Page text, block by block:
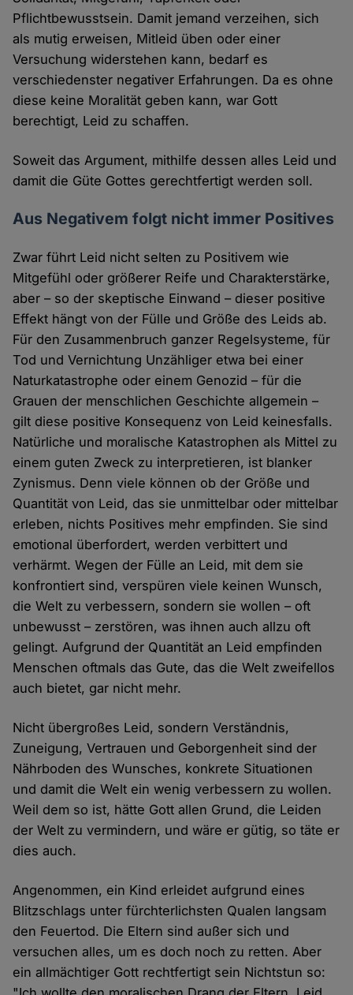
Pflichtbewusstsein. Damit jemand verzeihen, sich
als mutig erweisen, Mitleid üben oder einer
Versuchung widerstehen kann, bedarf es
verschiedenster negativer Erfahrungen. Da es ohne
diese keine Moralität geben kann, war Gott
berechtigt, Leid zu schaffen.
Soweit das Argument, mithilfe dessen alles Leid und
damit die Güte Gottes gerechtfertigt werden soll.
Aus Negativem folgt nicht immer Positives
Zwar führt Leid nicht selten zu Positivem wie
Mitgefühl oder größerer Reife und Charakterstärke,
aber – so der skeptische Einwand – dieser positive
Effekt hängt von der Fülle und Größe des Leids ab.
Für den Zusammenbruch ganzer Regelsysteme, für
Tod und Vernichtung Unzähliger etwa bei einer
Naturkatastrophe oder einem Genozid – für die
Grauen der menschlichen Geschichte allgemein –
gilt diese positive Konsequenz von Leid keinesfalls.
Natürliche und moralische Katastrophen als Mittel zu
einem guten Zweck zu interpretieren, ist blanker
Zynismus. Denn viele können ob der Größe und
Quantität von Leid, das sie unmittelbar oder mittelbar
erleben, nichts Positives mehr empfinden. Sie sind
emotional überfordert, werden verbittert und
verhärmt. Wegen der Fülle an Leid, mit dem sie
konfrontiert sind, verspüren viele keinen Wunsch,
die Welt zu verbessern, sondern sie wollen – oft
unbewusst – zerstören, was ihnen auch allzu oft
gelingt. Aufgrund der Quantität an Leid empfinden
Menschen oftmals das Gute, das die Welt zweifellos
auch bietet, gar nicht mehr.
Nicht übergroßes Leid, sondern Verständnis,
Zuneigung, Vertrauen und Geborgenheit sind der
Nährboden des Wunsches, konkrete Situationen
und damit die Welt ein wenig verbessern zu wollen.
Weil dem so ist, hätte Gott allen Grund, die Leiden
der Welt zu vermindern, und wäre er gütig, so täte er
dies auch.
Angenommen, ein Kind erleidet aufgrund eines
Blitzschlags unter fürchterlichsten Qualen langsam
den Feuertod. Die Eltern sind außer sich und
versuchen alles, um es doch noch zu retten. Aber
ein allmächtiger Gott rechtfertigt sein Nichtstun so: